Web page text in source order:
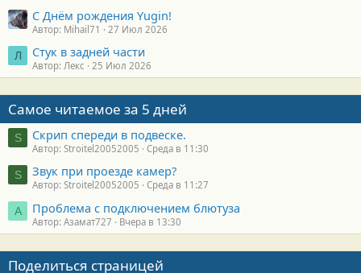
С Днём рождения Yugin!
Автор: Mihail71 27 Июл 2026
Л Стук в задней части
Автор: Лекс 25 Июл 2026
Самое читаемое за 5 дней
S Скрип спереди в подвеске.
Автор: Stroitel20052005 Среда в 11:30
S Звук при проезде камер?
Автор: Stroitel20052005 Среда в 11:27
А Проблема с подключением блютуза
Автор: Азамат727 Вчера в 13:30
Поделиться страницей